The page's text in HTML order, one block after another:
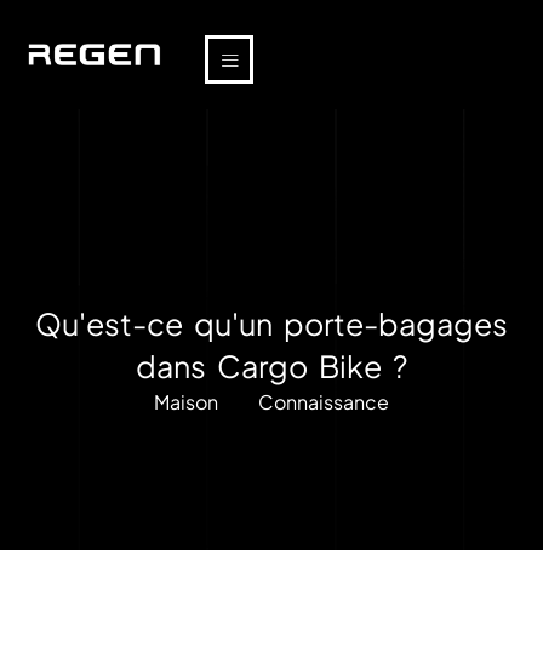
Qu'est-ce qu'un porte-bagages
dans Cargo Bike ?
Maison Connaissance